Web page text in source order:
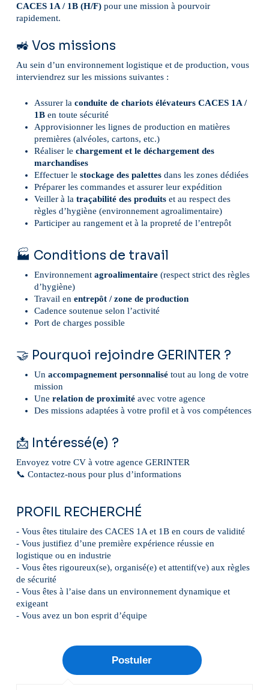
CACES 1A / 1B (H/F)pour une mission à pourvoir
rapidement.
🚜 Vos missions
Au sein d’un environnement logistique et de production, vous
interviendrez sur les missions suivantes :
Assurer la conduite de chariots élévateurs CACES 1A /
1Ben toute sécurité
Approvisionner les lignes de production en matières
premières (alvéoles, cartons, etc.)
Réaliser le chargement et le déchargement des
marchandises
Effectuer le stockage des palettesdans les zones dédiées
Préparer les commandes et assurer leur expédition
Veiller à la traçabilité des produitset au respect des
règles d’hygiène (environnement agroalimentaire)
Participer au rangement et à la propreté de l’entrepôt
🏭 Conditions de travail
Environnement agroalimentaire(respect strict des règles
d’hygiène)
Travail en entrepôt / zone de production
Cadence soutenue selon l’activité
Port de charges possible
🤝 Pourquoi rejoindre GERINTER ?
Un accompagnement personnalisétout au long de votre
mission
Une relation de proximitéavec votre agence
Des missions adaptées à votre profil et à vos compétences
📩 Intéressé(e) ?
Envoyez votre CV à votre agence GERINTER
📞 Contactez-nous pour plus d’informations
PROFIL RECHERCHÉ
- Vous êtes titulaire des CACES 1A et 1B en cours de validité
- Vous justifiez d’une première expérience réussie en
logistique ou en industrie
- Vous êtes rigoureux(se), organisé(e) et attentif(ve) aux règles
de sécurité
- Vous êtes à l’aise dans un environnement dynamique et
exigeant
- Vous avez un bon esprit d’équipe